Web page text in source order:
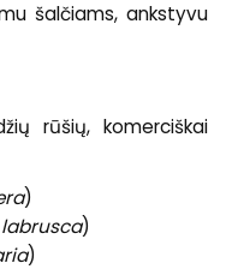
šalčiams, ankstyvu
rūšių, komerciškai
)
labrusca)
)